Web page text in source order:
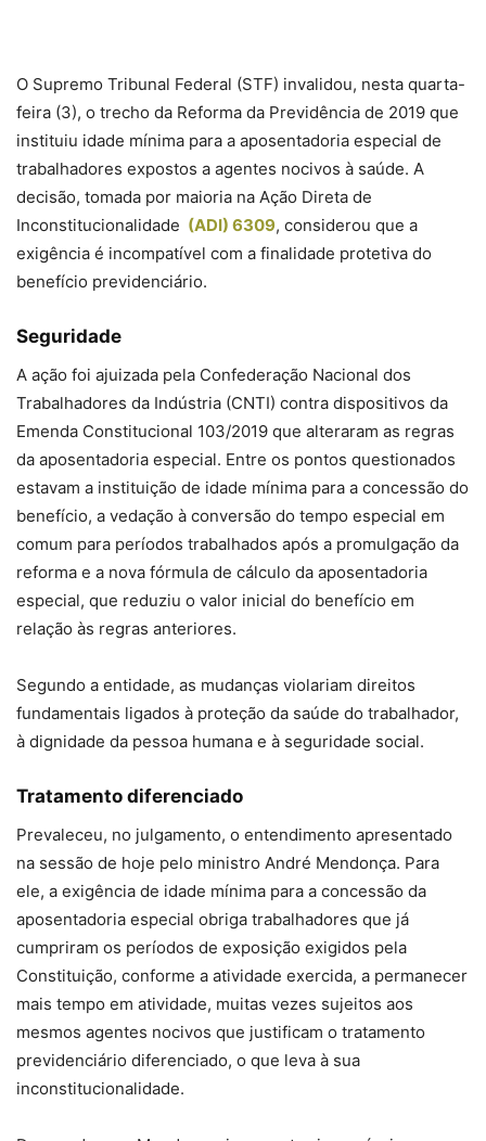
O Supremo Tribunal Federal (STF) invalidou, nesta quarta-
feira (3), o trecho da Reforma da Previdência de 2019 que
instituiu idade mínima para a aposentadoria especial de
trabalhadores expostos a agentes nocivos à saúde. A
decisão, tomada por maioria na Ação Direta de
Inconstitucionalidade (ADI) 6309, considerou que a
exigência é incompatível com a finalidade protetiva do
benefício previdenciário.
Seguridade
A ação foi ajuizada pela Confederação Nacional dos
Trabalhadores da Indústria (CNTI) contra dispositivos da
Emenda Constitucional 103/2019 que alteraram as regras
da aposentadoria especial. Entre os pontos questionados
estavam a instituição de idade mínima para a concessão do
benefício, a vedação à conversão do tempo especial em
comum para períodos trabalhados após a promulgação da
reforma e a nova fórmula de cálculo da aposentadoria
especial, que reduziu o valor inicial do benefício em
relação às regras anteriores.
Segundo a entidade, as mudanças violariam direitos
fundamentais ligados à proteção da saúde do trabalhador,
à dignidade da pessoa humana e à seguridade social.
Tratamento diferenciado
Prevaleceu, no julgamento, o entendimento apresentado
na sessão de hoje pelo ministro André Mendonça. Para
ele, a exigência de idade mínima para a concessão da
aposentadoria especial obriga trabalhadores que já
cumpriram os períodos de exposição exigidos pela
Constituição, conforme a atividade exercida, a permanecer
mais tempo em atividade, muitas vezes sujeitos aos
mesmos agentes nocivos que justificam o tratamento
previdenciário diferenciado, o que leva à sua
inconstitucionalidade.